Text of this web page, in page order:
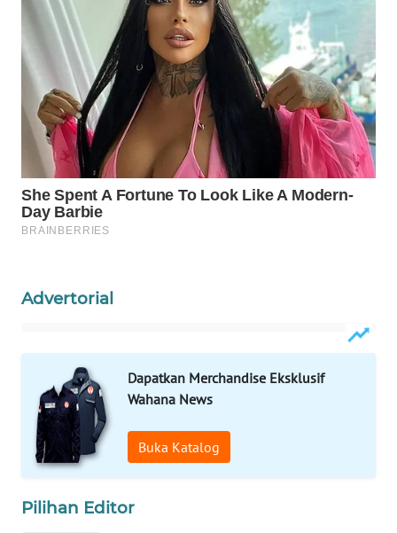
Advertorial
Dapatkan Merchandise Eksklusif
Wahana News
Buka Katalog
Pilihan Editor
WAHANA
SPORT
WAHANA
UMKM
WAHANA
SELEB
WAHANA
WAHANA
HEALTH
WAHANA
DESA
WISATA
LAPAK